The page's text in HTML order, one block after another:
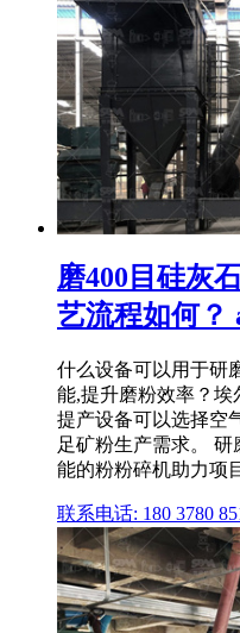
磨400目硅灰
艺流程如何？
什么设备可以用于研
能,提升磨粉效率？埃
提产设备可以选择空
足矿粉生产需求。 研
能的粉粉碎机助力项
联系电话: 180 3780